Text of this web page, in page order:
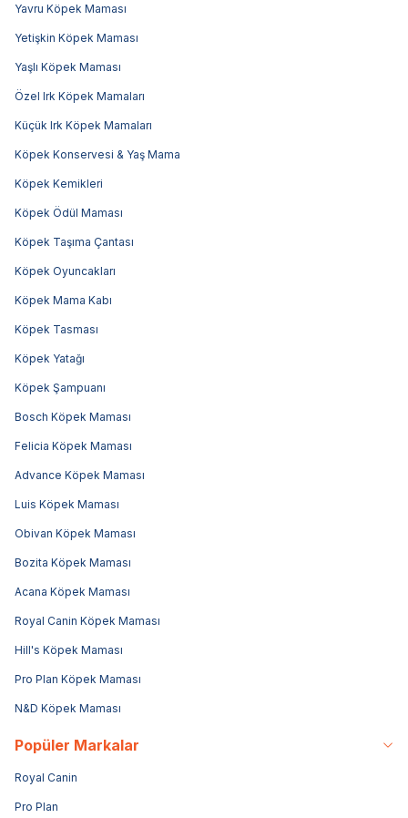
Yavru Köpek Maması
Yetişkin Köpek Maması
Yaşlı Köpek Maması
Özel Irk Köpek Mamaları
Küçük Irk Köpek Mamaları
Köpek Konservesi & Yaş Mama
Köpek Kemikleri
Köpek Ödül Maması
Köpek Taşıma Çantası
Köpek Oyuncakları
Köpek Mama Kabı
Köpek Tasması
Köpek Yatağı
Köpek Şampuanı
Bosch Köpek Maması
Felicia Köpek Maması
Advance Köpek Maması
Luis Köpek Maması
Obivan Köpek Maması
Bozita Köpek Maması
Acana Köpek Maması
Royal Canin Köpek Maması
Hill's Köpek Maması
Pro Plan Köpek Maması
N&D Köpek Maması
Popüler Markalar
Royal Canin
Pro Plan